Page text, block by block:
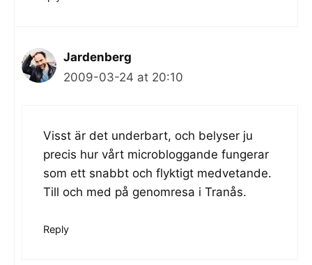
Jardenberg
2009-03-24 at 20:10
Visst är det underbart, och belyser ju
precis hur vårt microbloggande fungerar
som ett snabbt och flyktigt medvetande.
Till och med på genomresa i Tranås.
Reply